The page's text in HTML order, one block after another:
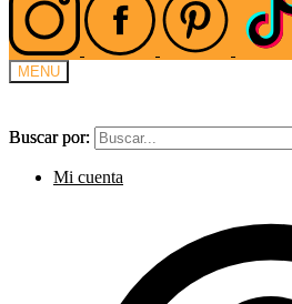
MENU
Buscar por:
Mi cuenta
Buscar por: